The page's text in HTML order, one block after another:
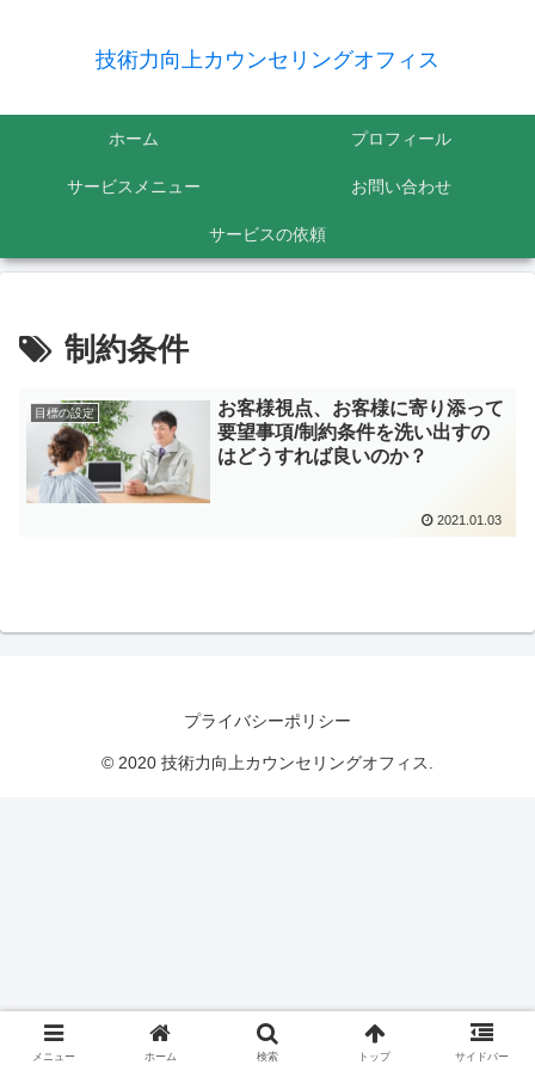
技術力向上カウンセリングオフィス
ホーム プロフィール
サービスメニュー お問い合わせ
サービスの依頼
制約条件
目標の設定
お客様視点、お客様に寄り添って
要望事項/制約条件を洗い出すの
はどうすれば良いのか？
2021.01.03
プライバシーポリシー
© 2020 技術力向上カウンセリングオフィス.
メニュー ホーム 検索 トップ サイドバー